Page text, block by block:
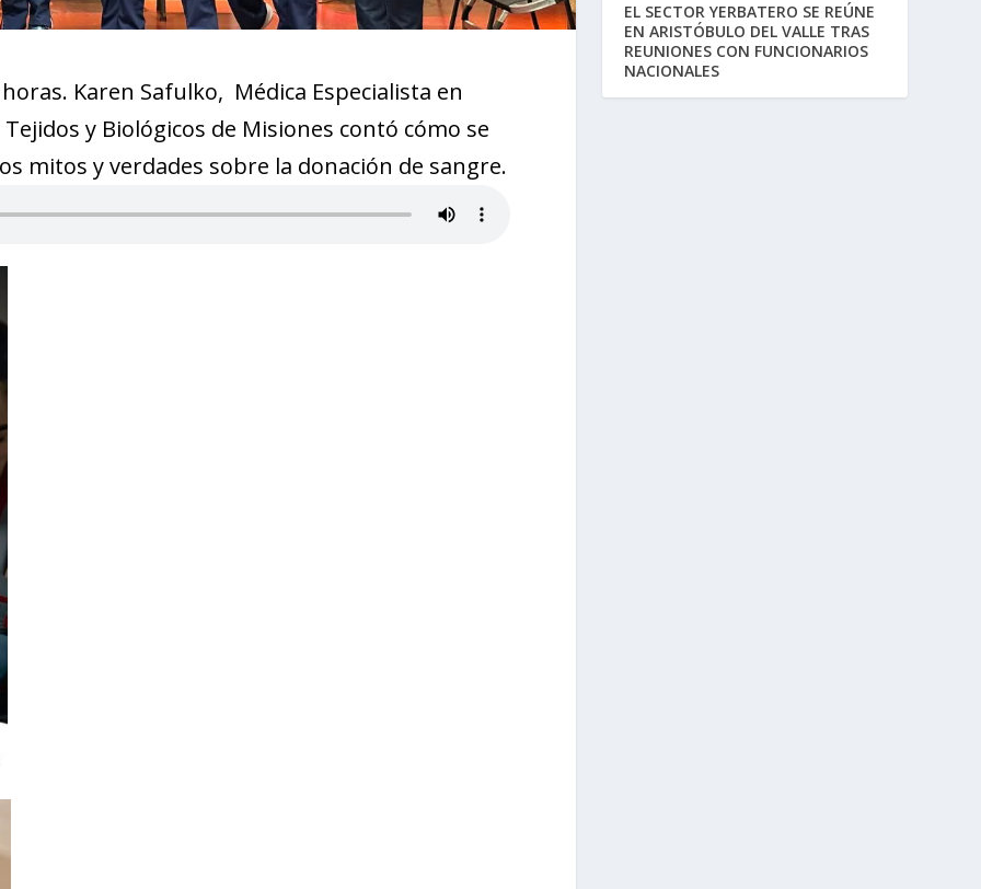
Karen Safulko, Médica Especialista en
y Biológicos de Misiones contó cómo se
mitos y verdades sobre la donación de sangre.
EL SECTOR YERBATERO SE REÚNE
EN ARISTÓBULO DEL VALLE TRAS
REUNIONES CON FUNCIONARIOS
NACIONALES